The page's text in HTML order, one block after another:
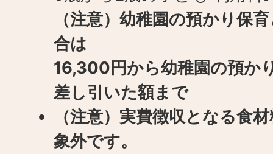
（注意）幼稚園の預かり保
合は
16,300円から幼稚園の預か
差し引いた額まで
（注意）実費徴収となる食
象外です。